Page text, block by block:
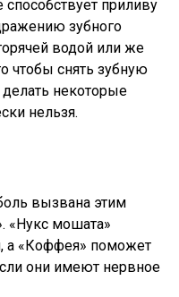
приливу
зубного
водой или же
чтобы снять зубную
некоторые
нельзя.
вызвана этим
«Нукс мошата»
а «Коффея» поможет
они имеют нервное